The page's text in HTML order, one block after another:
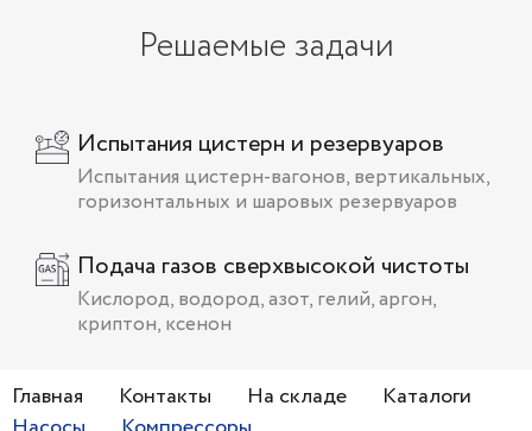
Решаемые задачи
Испытания цистерн и резервуаров
Испытания цистерн-вагонов, вертикальных,
горизонтальных и шаровых резервуаров
Подача газов сверхвысокой чистоты
Кислород, водород, азот, гелий, аргон,
криптон, ксенон
Главная Контакты На складе
Каталоги